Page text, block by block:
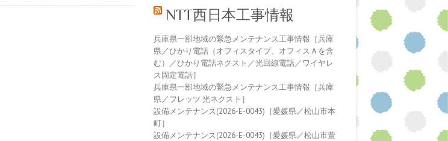
NTT西日本工事情報
兵庫県一部地域の緊急メンテナンス工事情報［兵庫
県／ひかり電話（オフィスタイプ、オフィスＡを含
む）／ひかり電話ネクスト／光回線電話／ワイヤレ
ス固定電話］
兵庫県一部地域の緊急メンテナンス工事情報［兵庫
県／フレッツ 光ネクスト］
設備メンテナンス(2026-E-0043)［愛媛県／松山市本
町］
設備メンテナンス(2026-E-0043)［愛媛県／松山市萱